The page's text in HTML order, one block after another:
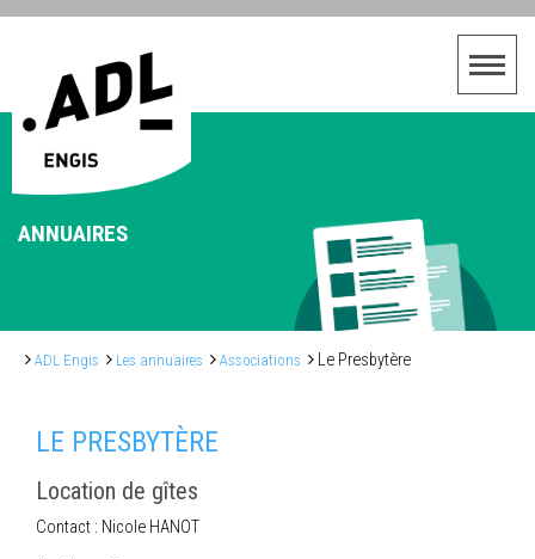
ANNUAIRES
ADL Engis Les annuaires Associations Le Presbytère
LE PRESBYTÈRE
Location de gîtes
Contact : Nicole HANOT